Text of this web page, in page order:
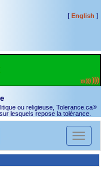
[English ]
ou religieuse, Tolerance.ca®
lesquels repose la tolérance.
Toggle